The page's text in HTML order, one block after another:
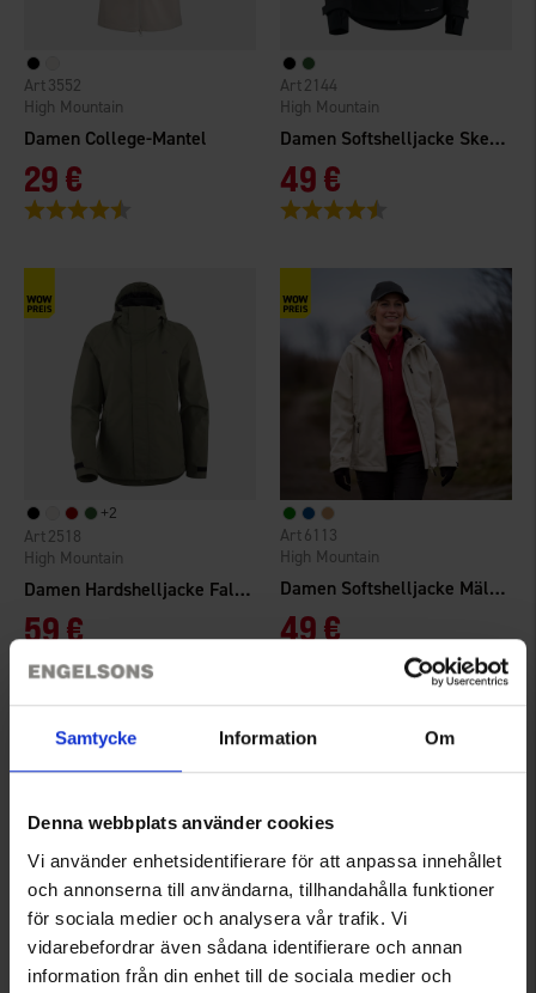
Samtycke Information Om
Denna webbplats använder cookies
Vi använder enhetsidentifierare för att anpassa innehållet
och annonserna till användarna, tillhandahålla funktioner
för sociala medier och analysera vår trafik. Vi
vidarebefordrar även sådana identifierare och annan
information från din enhet till de sociala medier och
Damen College-Mantel
High Mountain
3552
29 €
Bewertung:
Damen Softshelljacke Skedala
High Mountain
2144
49 €
Bewertung:
+2
Damen Hardshelljacke Falkenberg 2.0 WP
High Mountain
2518
59 €
Damen Softshelljacke Mälaren
High Mountain
6113
49 €
4.7 von 5 Sternen
1559 6751